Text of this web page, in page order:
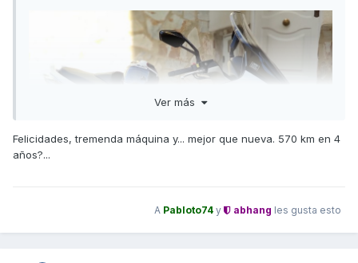
Ver más
Felicidades, tremenda máquina y... mejor que nueva. 570 km en 4
años?...
A Pabloto74 y abhang les gusta esto